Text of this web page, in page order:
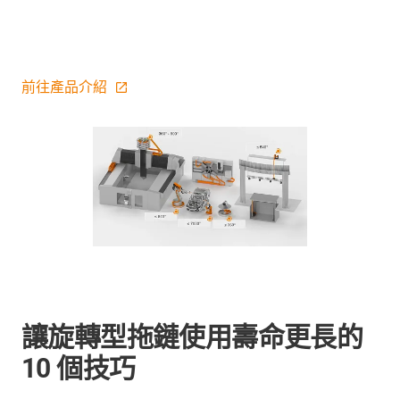
前往產品介紹
讓旋轉型拖鏈使用壽命更長的
10 個技巧